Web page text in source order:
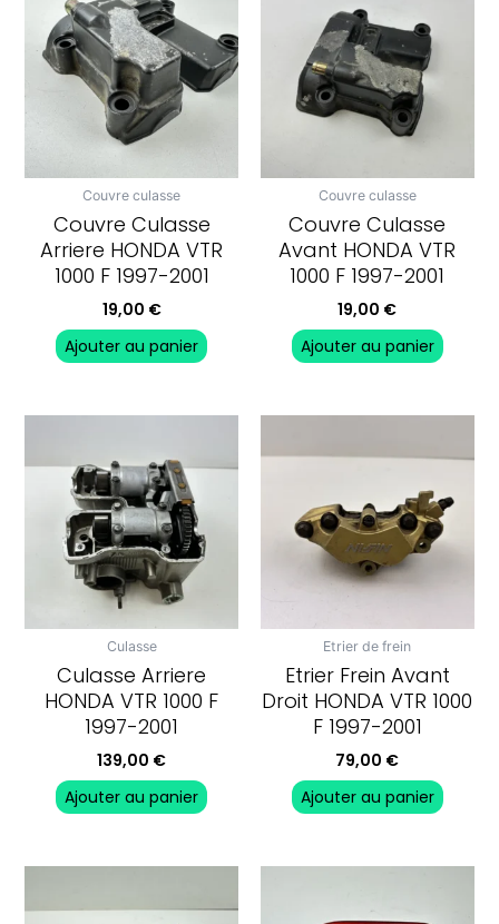
Couvre culasse
Couvre Culasse
Arriere HONDA VTR
1000 F 1997-2001
19,00 €
Ajouter au panier
Couvre culasse
Couvre Culasse
Avant HONDA VTR
1000 F 1997-2001
19,00 €
Ajouter au panier
Culasse
Culasse Arriere
HONDA VTR 1000 F
1997-2001
139,00 €
Ajouter au panier
Etrier de frein
Etrier Frein Avant
Droit HONDA VTR 1000
F 1997-2001
79,00 €
Ajouter au panier